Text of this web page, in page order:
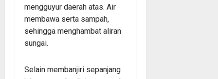
mengguyur daerah atas. Air
membawa serta sampah,
sehingga menghambat aliran
sungai.
Selain membanjiri sepanjang